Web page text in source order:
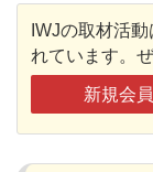
IWJの取材活
れています。
新規会